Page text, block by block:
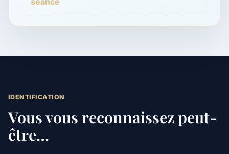
IDENTIFICATION
Vous vous reconnaissez peut-
être…